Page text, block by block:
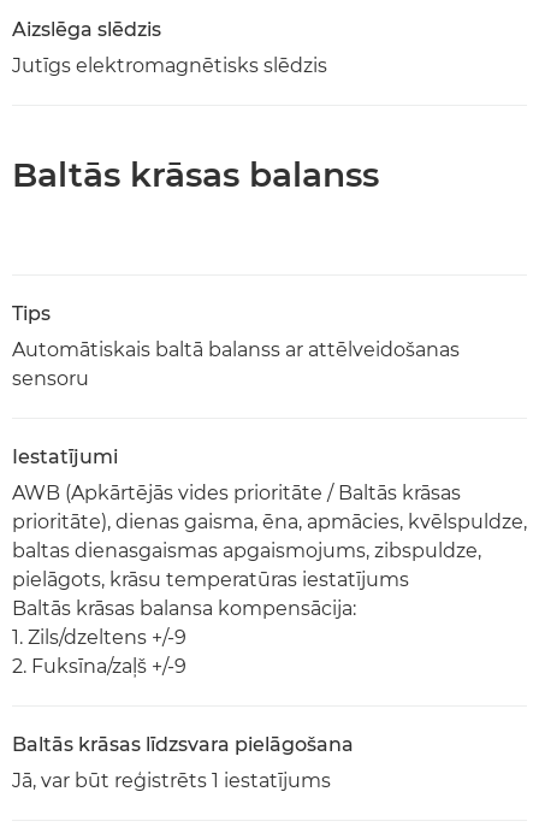
Aizslēga slēdzis
Jutīgs elektromagnētisks slēdzis
Baltās krāsas balanss
Tips
Automātiskais baltā balanss ar attēlveidošanas
sensoru
Iestatījumi
AWB (Apkārtējās vides prioritāte / Baltās krāsas
prioritāte), dienas gaisma, ēna, apmācies, kvēlspuldze,
baltas dienasgaismas apgaismojums, zibspuldze,
pielāgots, krāsu temperatūras iestatījums
Baltās krāsas balansa kompensācija:
1. Zils/dzeltens +/-9
2. Fuksīna/zaļš +/-9
Baltās krāsas līdzsvara pielāgošana
Jā, var būt reģistrēts 1 iestatījums